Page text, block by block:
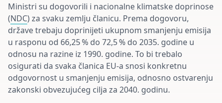
Ministri su dogovorili i nacionalne klimatske doprinose
(NDC) za svaku zemlju članicu. Prema dogovoru,
države trebaju doprinijeti ukupnom smanjenju emisija
u rasponu od 66,25 % do 72,5 % do 2035. godine u
odnosu na razine iz 1990. godine. To bi trebalo
osigurati da svaka članica EU-a snosi konkretnu
odgovornost u smanjenju emisija, odnosno ostvarenju
zakonski obvezujućeg cilja za 2040. godinu.